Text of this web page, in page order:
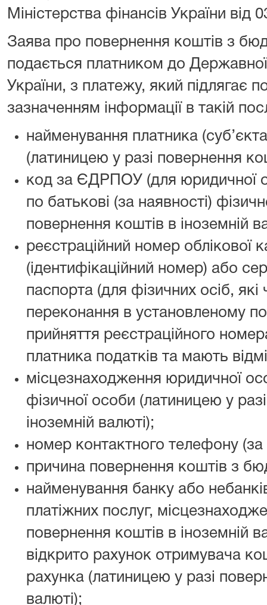
Міністерства фінансів України
Заява про повернення коштів з
подається платником до Державної
України, з платежу, який підлягає
зазначенням інформації в такій
найменування платника
(латиницею у разі повернення
код за ЄДРПОУ (для юридичної
по батькові (за наявності)
повернення коштів в іноземній
реєстраційний номер облікової
(ідентифікаційний номер) або
паспорта (для фізичних осіб, які
переконання в установленому
прийняття реєстраційного
платника податків та мають
місцезнаходження юридичної
фізичної особи (латиницею у
іноземній валюті);
номер контактного телефону
причина повернення коштів з
найменування банку або
платіжних послуг,
повернення коштів в іноземній
відкрито рахунок отримувача
рахунка (латиницею у разі
валюті);